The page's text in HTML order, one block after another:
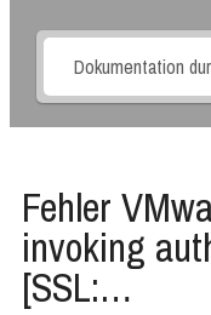
Fehler
invoking
[SSL:…